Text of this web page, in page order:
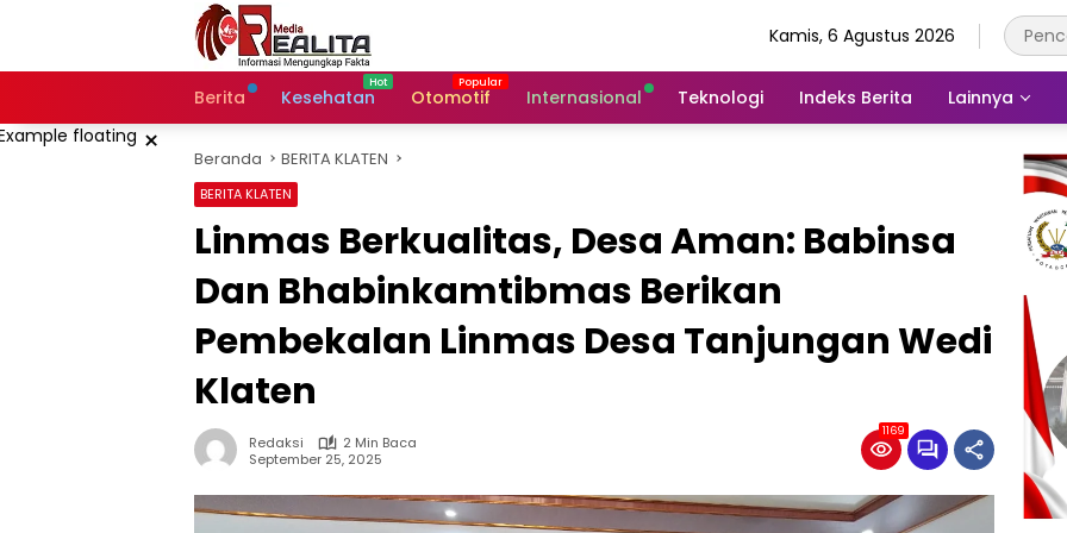
Kamis, 6 Agustus 2026
Berita Kesehatan Otomotif Internasional Teknologi Indeks Berita Lainnya
× Beranda BERITA KLATEN
BERITA KLATEN
Linmas Berkualitas, Desa Aman: Babinsa
Dan Bhabinkamtibmas Berikan
Pembekalan Linmas Desa Tanjungan Wedi
Klaten
Redaksi
2 Min Baca
September 25, 2025
1169